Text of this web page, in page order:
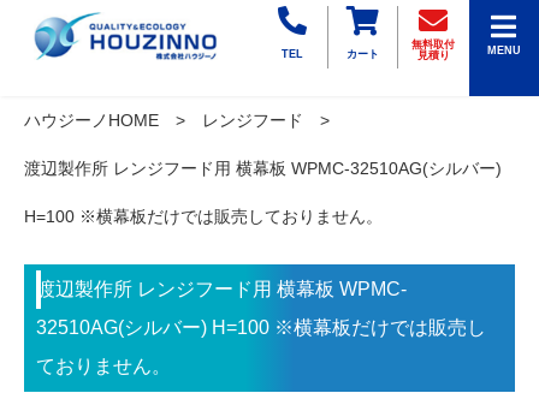
TEL カート
無料取付
見積り
MENU
ハウジーノHOME レンジフード
渡辺製作所 レンジフード用 横幕板 WPMC-32510AG(シルバー)
H=100 ※横幕板だけでは販売しておりません。
渡辺製作所 レンジフード用 横幕板 WPMC-
32510AG(シルバー) H=100 ※横幕板だけでは販売し
ておりません。